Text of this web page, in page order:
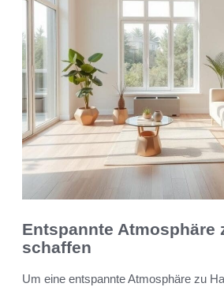
Entspannte Atmosphäre
schaffen
Um eine entspannte Atmosphäre zu